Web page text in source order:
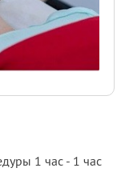
1 час - 1 час